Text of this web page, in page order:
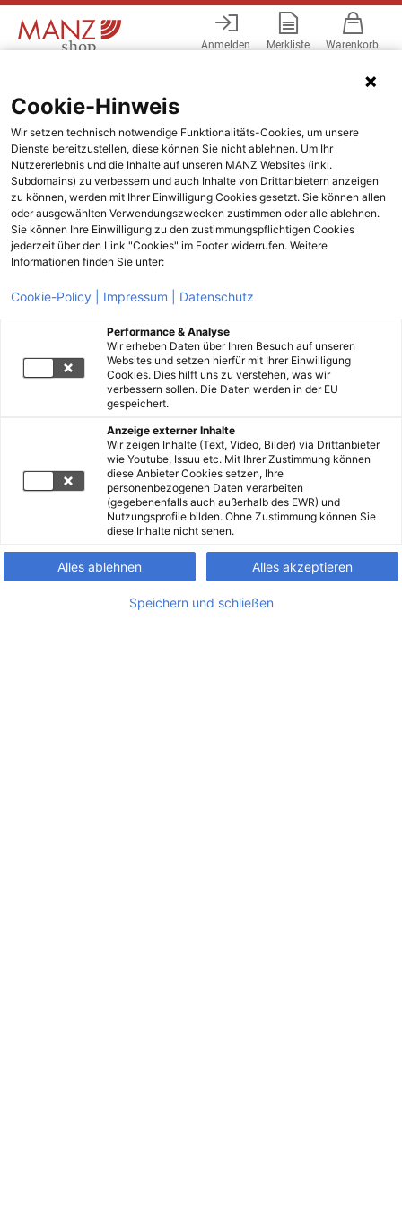
Anmelden Merkliste Warenkorb
Cookie-Hinweis
Wir setzen technisch notwendige Funktionalitäts-Cookies, um unsere
Dienste bereitzustellen, diese können Sie nicht ablehnen. Um Ihr
Nutzererlebnis und die Inhalte auf unseren MANZ Websites (inkl.
Subdomains) zu verbessern und auch Inhalte von Drittanbietern anzeigen
zu können, werden mit Ihrer Einwilligung Cookies gesetzt. Sie können allen
oder ausgewählten Verwendungszwecken zustimmen oder alle ablehnen.
Sie können Ihre Einwilligung zu den zustimmungspflichtigen Cookies
jederzeit über den Link "Cookies" im Footer widerrufen. Weitere
Informationen finden Sie unter:
Cookie-Policy | Impressum | Datenschutz
Performance & Analyse
Wir erheben Daten über Ihren Besuch auf unseren
Websites und setzen hierfür mit Ihrer Einwilligung
Cookies. Dies hilft uns zu verstehen, was wir
verbessern sollen. Die Daten werden in der EU
gespeichert.
Anzeige externer Inhalte
Wir zeigen Inhalte (Text, Video, Bilder) via Drittanbieter
wie Youtube, Issuu etc. Mit Ihrer Zustimmung können
diese Anbieter Cookies setzen, Ihre
personenbezogenen Daten verarbeiten
(gegebenenfalls auch außerhalb des EWR) und
Nutzungsprofile bilden. Ohne Zustimmung können Sie
diese Inhalte nicht sehen.
Alles ablehnen Alles akzeptieren
Speichern und schließen